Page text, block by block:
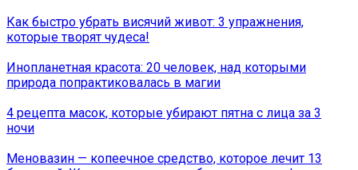
Как быстро убрать висячий живот: 3 упражнения,
которые творят чудеса!
Инопланетная красота: 20 человек, над которыми
природа попрактиковалась в магии
4 рецепта масок, которые убирают пятна с лица за 3
ночи
Меновазин — копеечное средство, которое лечит 13